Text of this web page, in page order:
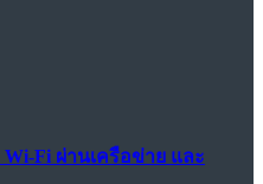
Fi ผ่านเครือข่าย และ